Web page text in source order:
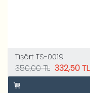
Tişört TS-0019
350,00 TL 332,50 TL